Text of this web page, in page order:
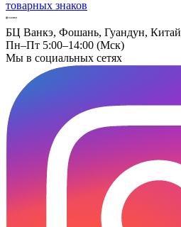
товарных знаков
БЦ Ванкэ, Фошань, Гуандун, Китай
Пн–Пт 5:00–14:00 (Мск)
Мы в социальных сетях